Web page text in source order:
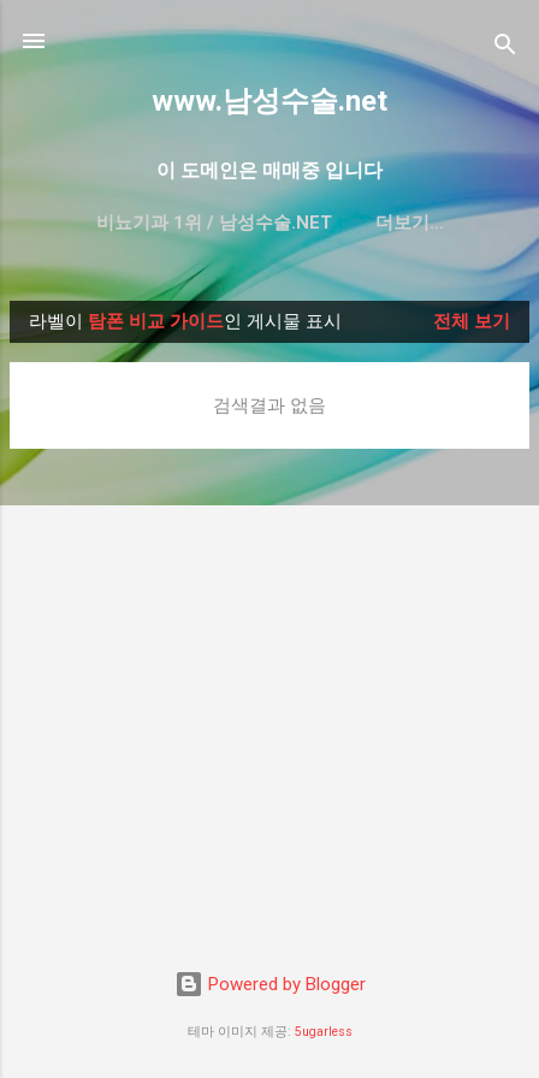
기본 콘텐츠로 건너뛰기
www.남성수술.net
이 도메인은 매매중 입니다
비뇨기과 1위 / 남성수술.NET 더보기…
프리미엄 한글 도메인 매매-대방출
글
라벨이 탐폰 비교 가이드인 게시물 표시 전체 보기
검색결과 없음
Powered by Blogger
테마 이미지 제공: 5ugarless